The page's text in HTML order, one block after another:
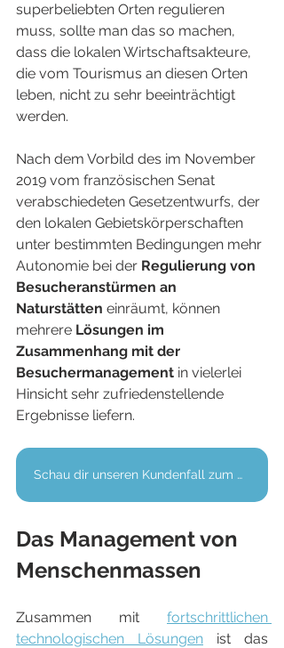
superbeliebten Orten regulieren
muss, sollte man das so machen,
dass die lokalen Wirtschaftsakteure,
die vom Tourismus an diesen Orten
leben, nicht zu sehr beeinträchtigt
werden.
Nach dem Vorbild des im November
2019 vom französischen Senat
verabschiedeten Gesetzentwurfs, der
den lokalen Gebietskörperschaften
unter bestimmten Bedingungen mehr
Autonomie bei der Regulierung von
Besucheranstürmen an
Naturstätten einräumt, können
mehrere Lösungen im
Zusammenhang mit der
Besuchermanagement in vielerlei
Hinsicht sehr zufriedenstellende
Ergebnisse liefern.
Schau dir unseren Kundenfall zum Cirque du Fer-à-Cheval an (auf Französisch).
Das Management von
Menschenmassen
Zusammen mit fortschrittlichen
technologischen Lösungen ist das